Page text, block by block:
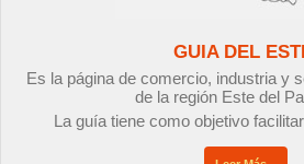
GUIA DEL
Es la página de comercio, industria y
de la región Este del
La guía tiene como objetivo